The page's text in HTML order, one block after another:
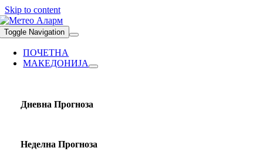
Skip to content
Toggle Navigation
ПОЧЕТНА
МАКЕДОНИЈА
Дневна Прогноза
Неделна Прогноза